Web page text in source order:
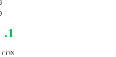
1. הסיפור שמתחיל את השאלה
אתה